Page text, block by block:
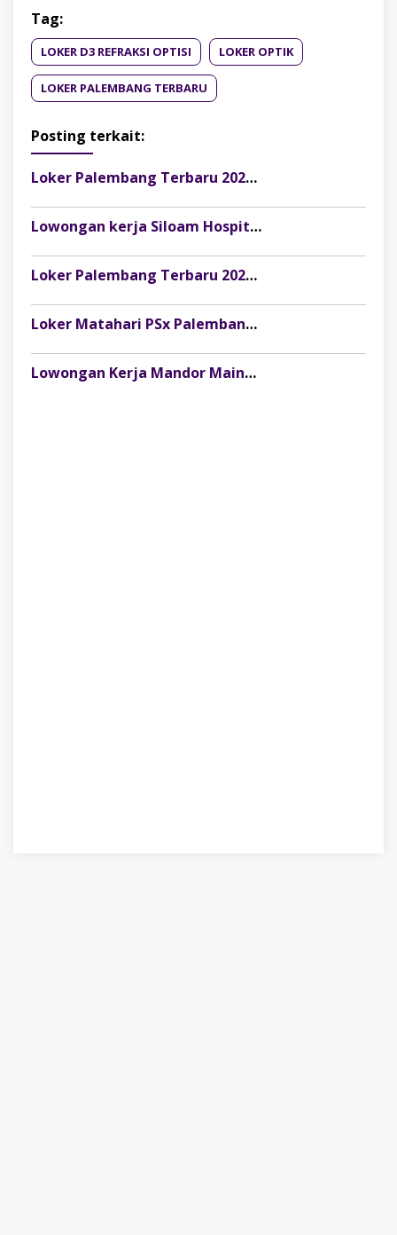
Tag:
LOKER D3 REFRAKSI OPTISI LOKER OPTIK
LOKER PALEMBANG TERBARU
Posting terkait:
Loker Palembang Terbaru 2026 Staff Rekam Medis di RSU YK Madira, Fresh Graduate Welcome
Lowongan kerja Siloam Hospitals Palembang Terbaru Mei 2026 untuk Perawat, Bidan, dan Apoteker
Loker Palembang Terbaru 2026 Admin Finance Akunting Staff di Inaura
Loker Matahari PSx Palembang 2026: Peluang Karier Menarik posisi Kasir & Pramuniaga
Lowongan Kerja Mandor Maintenance dan Mandor Listrik ADR Group – PT Srigunung Inti Agro Persada Musi Banyuasin 2026